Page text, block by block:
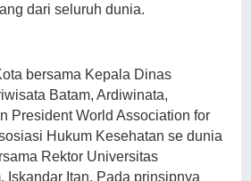
dari seluruh dunia.
bersama Kepala Dinas
Batam, Ardiwinata,
President World Association for
Hukum Kesehatan se dunia
Rektor Universitas
Iskandar Itan. Pada prinsipnya